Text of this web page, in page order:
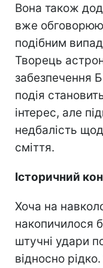
Вона також
вже
подібним
Творець
забезпечення
подія
інтерес, але
недбалість
сміття.
Історичний
Хоча на
накопичилося
штучні удари
відносно